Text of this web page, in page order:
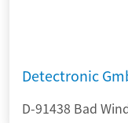
Detectronic
D-91438 Bad